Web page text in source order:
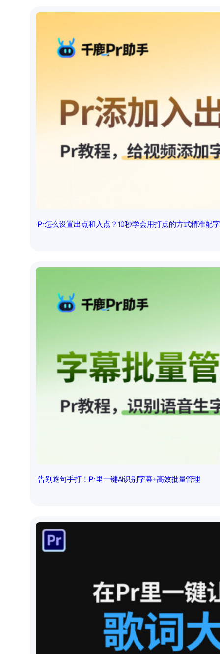
Pr怎么设置出点和入点？10秒学会用打点的方式精准配
告别逐句手打！Pr里一键AI识别字幕+高效批量管理